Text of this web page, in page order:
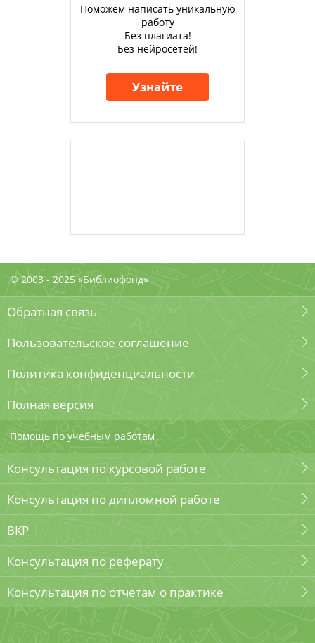
Поможем написать уникальную
работу
Без плагиата!
Без нейросетей!
Узнайте
© 2003 - 2025 «Библиофонд»
Обратная связь
Пользовательское соглашение
Политика конфиденциальности
Полная версия
Помощь по учебным работам
Консультация по курсовой работе
Консультация по дипломной работе
ВКР
Консультация по реферату
Консультация по отчетам о практике